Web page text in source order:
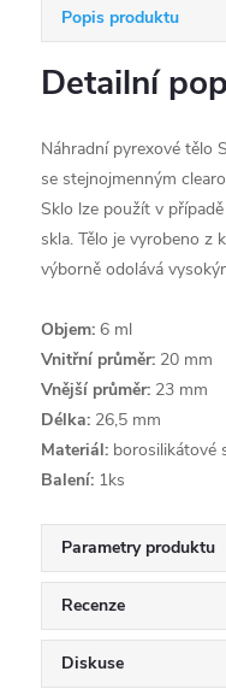
Popis produktu
Detailní
Náhradní pyrexové tělo
se stejnojmenným
Sklo lze použít v
skla. Tělo je vyrobeno z
výborně odolává
Objem: 6 ml
Vnitřní průměr: 20 mm
Vnější průměr: 23 mm
Délka: 26,5 mm
Materiál: borosilikátové
Balení: 1ks
Parametry produktu
Recenze
Diskuse